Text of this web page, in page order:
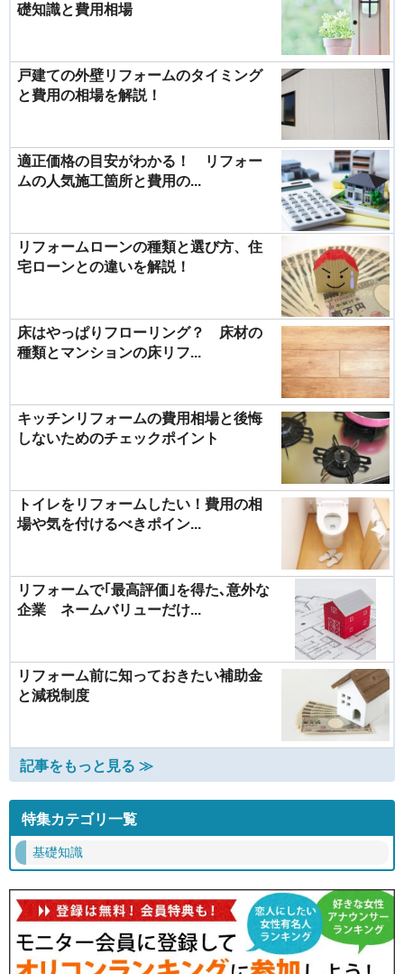
礎知識と費用相場
戸建ての外壁リフォームのタイミング
と費用の相場を解説！
適正価格の目安がわかる！ リフォー
ムの人気施工箇所と費用の...
リフォームローンの種類と選び方、住
宅ローンとの違いを解説！
床はやっぱりフローリング？ 床材の
種類とマンションの床リフ...
キッチンリフォームの費用相場と後悔
しないためのチェックポイント
トイレをリフォームしたい！費用の相
場や気を付けるべきポイン...
リフォームで｢最高評価｣を得た､意外な
企業 ネームバリューだけ...
リフォーム前に知っておきたい補助金
と減税制度
記事をもっと見る ≫
特集カテゴリ一覧
基礎知識